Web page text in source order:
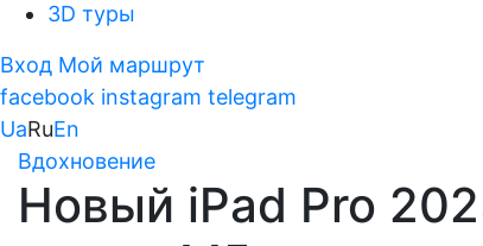
3D туры
Вход Мой маршрут
facebook instagram telegram
UaRuEn
Вдохновение
Новый iPad Pro